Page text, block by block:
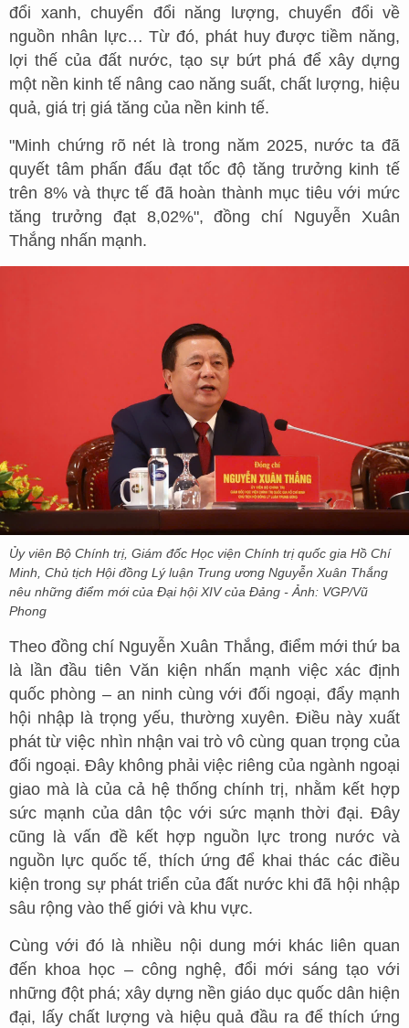
đổi xanh, chuyển đổi năng lượng, chuyển đổi về
nguồn nhân lực… Từ đó, phát huy được tiềm năng,
lợi thế của đất nước, tạo sự bứt phá để xây dựng
một nền kinh tế nâng cao năng suất, chất lượng, hiệu
quả, giá trị giá tăng của nền kinh tế.
"Minh chứng rõ nét là trong năm 2025, nước ta đã
quyết tâm phấn đấu đạt tốc độ tăng trưởng kinh tế
trên 8% và thực tế đã hoàn thành mục tiêu với mức
tăng trưởng đạt 8,02%", đồng chí Nguyễn Xuân
Thắng nhấn mạnh.
Ủy viên Bộ Chính trị, Giám đốc Học viện Chính trị quốc gia Hồ Chí
Minh, Chủ tịch Hội đồng Lý luận Trung ương Nguyễn Xuân Thắng
nêu những điểm mới của Đại hội XIV của Đảng - Ảnh: VGP/Vũ
Phong
Theo đồng chí Nguyễn Xuân Thắng, điểm mới thứ ba
là lần đầu tiên Văn kiện nhấn mạnh việc xác định
quốc phòng – an ninh cùng với đối ngoại, đẩy mạnh
hội nhập là trọng yếu, thường xuyên. Điều này xuất
phát từ việc nhìn nhận vai trò vô cùng quan trọng của
đối ngoại. Đây không phải việc riêng của ngành ngoại
giao mà là của cả hệ thống chính trị, nhằm kết hợp
sức mạnh của dân tộc với sức mạnh thời đại. Đây
cũng là vấn đề kết hợp nguồn lực trong nước và
nguồn lực quốc tế, thích ứng để khai thác các điều
kiện trong sự phát triển của đất nước khi đã hội nhập
sâu rộng vào thế giới và khu vực.
Cùng với đó là nhiều nội dung mới khác liên quan
đến khoa học – công nghệ, đổi mới sáng tạo với
những đột phá; xây dựng nền giáo dục quốc dân hiện
đại, lấy chất lượng và hiệu quả đầu ra để thích ứng